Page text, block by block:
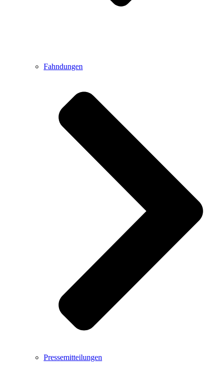
Fahndungen
Pressemitteilungen